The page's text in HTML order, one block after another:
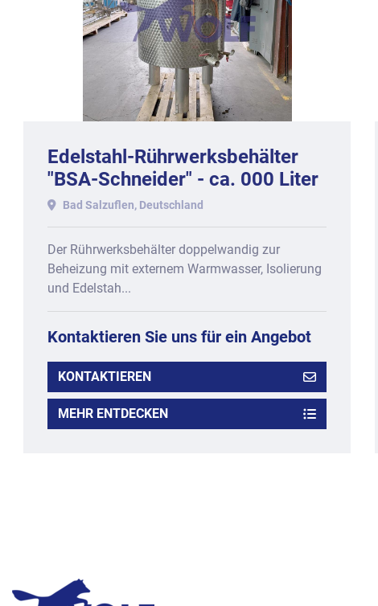
Edelstahl-Rührwerksbehälter
"BSA-Schneider" - ca. 000 Liter
Inhalt, doppelwandig.
Bad Salzuflen, Deutschland
Der Rührwerksbehälter doppelwandig zur
Beheizung mit externem Warmwasser, Isolierung
und Edelstah...
Kontaktieren Sie uns für ein Angebot
KONTAKTIEREN
MEHR ENTDECKEN